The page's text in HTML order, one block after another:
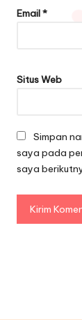
Email*
Situs Web
Simpan
saya pada
saya